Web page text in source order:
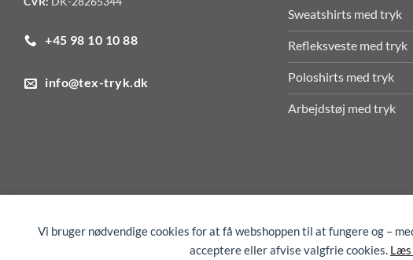
Vi bruger nødvendige cookies for at få webshoppen til at fungere og –
acceptere eller afvise valgfrie cookies. Læs
COOKIEINDSTILLINGER
+45 98 10 10 88
info@tex-tryk.dk
Sweatshirts med tryk
Refleksveste med tryk
Poloshirts med tryk
Arbejdstøj med tryk